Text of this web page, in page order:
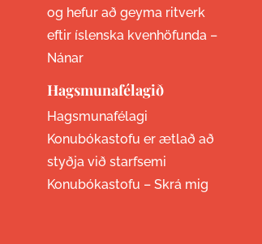
og hefur að geyma ritverk
eftir íslenska kvenhöfunda –
Nánar
Hagsmunafélagið
Hagsmunafélagi
Konubókastofu er ætlað að
styðja við starfsemi
Konubókastofu – Skrá mig